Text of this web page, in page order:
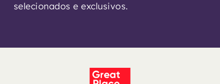
selecionados e exclusivos.